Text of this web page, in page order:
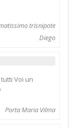
trisnipote
Diego
Voi un
Porta Maria Vilma